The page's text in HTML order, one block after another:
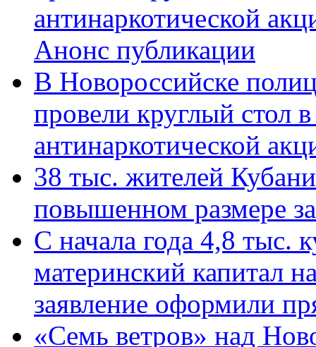
антинаркотической
Анонс публикации
В Новороссийске
провели круглый стол
антинаркотической
38 тыс. жителей
повышенном размере
С начала года 4,8 тыс.
материнский капитал
заявление оформили
«Семь ветров» над